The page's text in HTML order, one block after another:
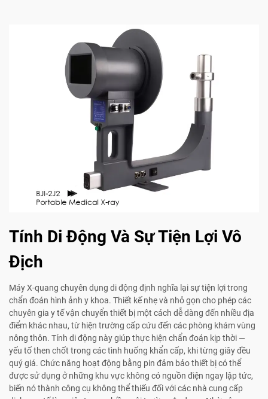
Tính Di Động Và Sự Tiện Lợi Vô
Địch
Máy X-quang chuyên dụng di động định nghĩa lại sự tiện lợi trong
chẩn đoán hình ảnh y khoa. Thiết kế nhẹ và nhỏ gọn cho phép các
chuyên gia y tế vận chuyển thiết bị một cách dễ dàng đến nhiều địa
điểm khác nhau, từ hiện trường cấp cứu đến các phòng khám vùng
nông thôn. Tính di động này giúp thực hiện chẩn đoán kịp thời —
yếu tố then chốt trong các tình huống khẩn cấp, khi từng giây đều
quý giá. Chức năng hoạt động bằng pin đảm bảo thiết bị có thể
được sử dụng ở những khu vực không có nguồn điện ngay lập tức,
biến nó thành công cụ không thể thiếu đối với các nhà cung cấp